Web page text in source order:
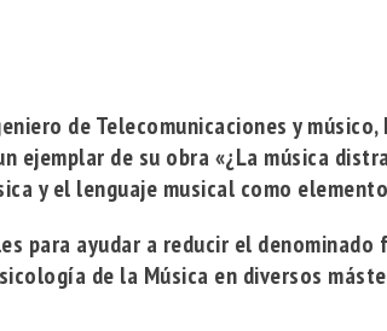
de Telecomunicaciones y
ejemplar de su obra«¿La música
y el lenguaje musical como
para ayudar a reducir el
de la Música en diversos